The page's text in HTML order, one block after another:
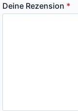
Deine Rezension *